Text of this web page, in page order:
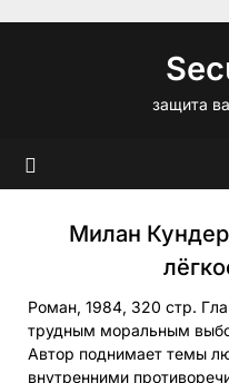
защита
Милан
Роман, 1984, 320 стр.
трудным моральным
Автор поднимает темы
внутренними